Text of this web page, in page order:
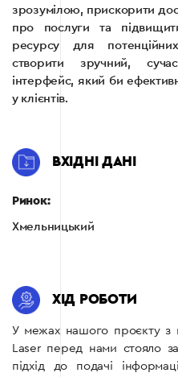
зрозумілою, прискорити
про послуги та
ресурсу для
створити зручний,
інтерфейс, який би
у клієнтів.
ВХІДНІ ДАНІ
Ринок:
Хмельницький
ХІД РОБОТИ
У межах нашого проєкту з
Laser перед нами стояло
підхід до подачі